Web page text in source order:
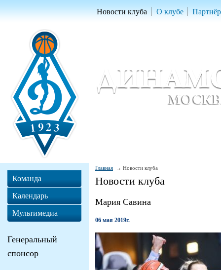
Новости клуба О клубе
Главная Новости клуба
Новости клуба
Мария Савина
06 мая 2019г.
Команда
Календарь
Мультимедиа
Генеральный
спонсор